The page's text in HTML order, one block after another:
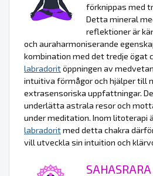
förknippas med
Detta mineral
reflektioner är
och auraharmoniserande
kombination med det tredje ögat
labradoritöppningen av
intuitiva förmågor och hjälper till
extrasensoriska uppfattningar.
underlätta astrala resor och
under meditation. Inom litoterapi
labradoritmed detta chakra
vill utveckla sin intuition och
SAHASRARA